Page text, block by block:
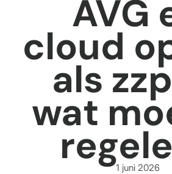
AVG
cloud
als
wat
1 juni 2026